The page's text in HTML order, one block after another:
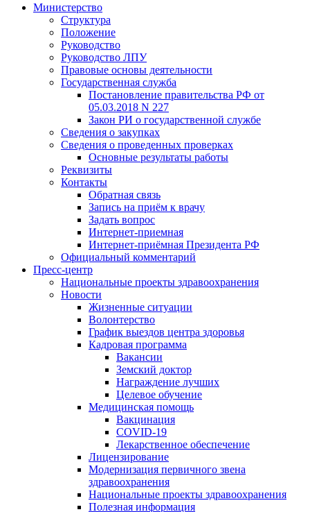
Министерство
Структура
Положение
Руководство
Руководство ЛПУ
Правовые основы деятельности
Государственная служба
Постановление правительства РФ от
05.03.2018 N 227
Закон РИ о государственной службе
Сведения о закупках
Сведения о проведенных проверках
Основные результаты работы
Реквизиты
Контакты
Обратная связь
Запись на приём к врачу
Задать вопрос
Интернет-приемная
Интернет-приёмная Президента РФ
Официальный комментарий
Пресс-центр
Национальные проекты здравоохранения
Новости
Жизненные ситуации
Волонтерство
График выездов центра здоровья
Кадровая программа
Вакансии
Земский доктор
Награждение лучших
Целевое обучение
Медицинская помощь
Вакцинация
COVID-19
Лекарственное обеспечение
Лицензирование
Модернизация первичного звена
здравоохранения
Национальные проекты здравоохранения
Полезная информация